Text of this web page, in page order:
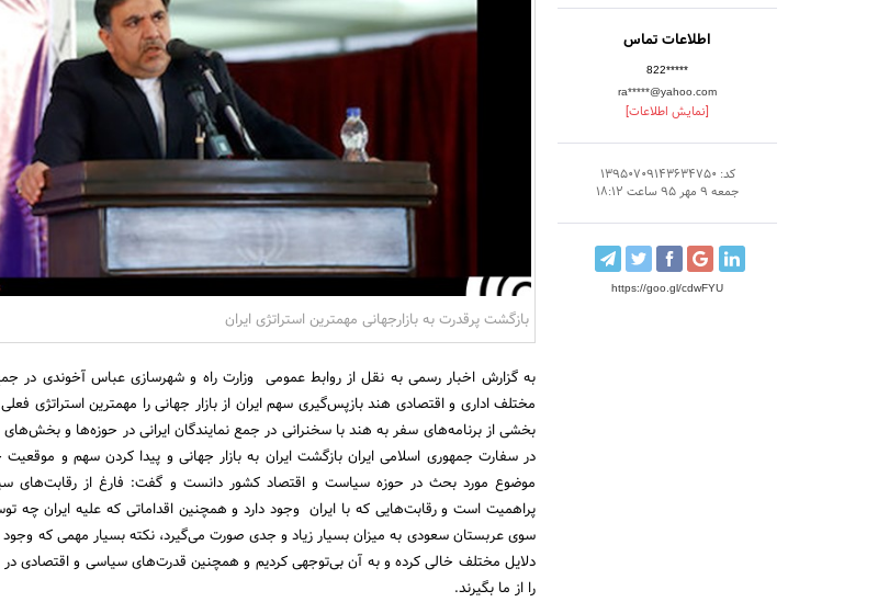
اطلاعات تماس
822*****
ra*****@yahoo.com
[نمایش اطلاعات]
کد: 13950709143634750
جمعه 9 مهر 95 ساعت 18:12
https://goo.gl/cdwFYU
بازگشت پرقدرت به بازارجهانی مهمترین استراتژی ایران
به گزارش اخبار رسمی به نقل از روابط عمومی وزارت راه و شهرسازی عباس آخوندی در
مختلف اداری و اقتصادی هند بازپس‌گیری سهم ایران از بازار جهانی را مهمترین استراتژی
بخشی از برنامه‌های سفر به هند با سخنرانی در جمع نمایندگان ایرانی در حوزه‌ها و
در سفارت جمهوری اسلامی ایران بازگشت ایران به بازار جهانی و پیدا کردن سهم و
موضوع مورد بحث در حوزه سیاست و اقتصاد کشور دانست و گفت: فارغ از رقابت‌های
پراهمیت است و رقابت‌هایی که با ایران وجود دارد و همچنین اقداماتی که علیه ایران چه
سوی عربستان سعودی به میزان بسیار زیاد و جدی صورت می‌گیرد، نکته بسیار مهمی که وجود
دلایل مختلف خالی کرده و به آن بی‌توجهی کردیم و همچنین قدرت‌های سیاسی و اقتصادی در
را از ما بگیرند.